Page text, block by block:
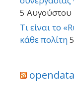
5 Αυγούστου
Τι είναι το
κάθε πολίτη